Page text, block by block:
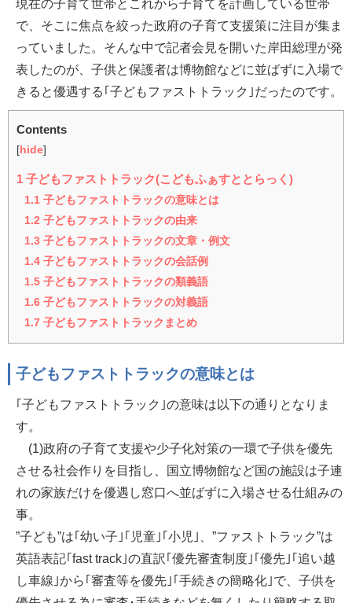
現在の子育て世帯とこれから子育てを計画している世帯
で、そこに焦点を絞った政府の子育て支援策に注目が集ま
っていました。そんな中で記者会見を開いた岸田総理が発
表したのが、子供と保護者は博物館などに並ばずに入場で
きると優遇する｢子どもファストトラック｣だったのです。
Contents
[ hide]
1 子どもファストトラック(こどもふぁすととらっく)
1.1 子どもファストトラックの意味とは
1.2 子どもファストトラックの由来
1.3 子どもファストトラックの文章・例文
1.4 子どもファストトラックの会話例
1.5 子どもファストトラックの類義語
1.6 子どもファストトラックの対義語
1.7 子どもファストトラックまとめ
子どもファストトラックの意味とは
｢子どもファストトラック｣の意味は以下の通りとなりま
す。
(1)政府の子育て支援や少子化対策の一環で子供を優先
させる社会作りを目指し、国立博物館など国の施設は子連
れの家族だけを優遇し窓口へ並ばずに入場させる仕組みの
事。
”子ども”は｢幼い子｣｢児童｣｢小児｣、”ファストトラック”は
英語表記｢fast track｣の直訳｢優先審査制度｣｢優先｣｢追い越
し車線｣から｢審査等を優先｣｢手続きの簡略化｣で、子供を